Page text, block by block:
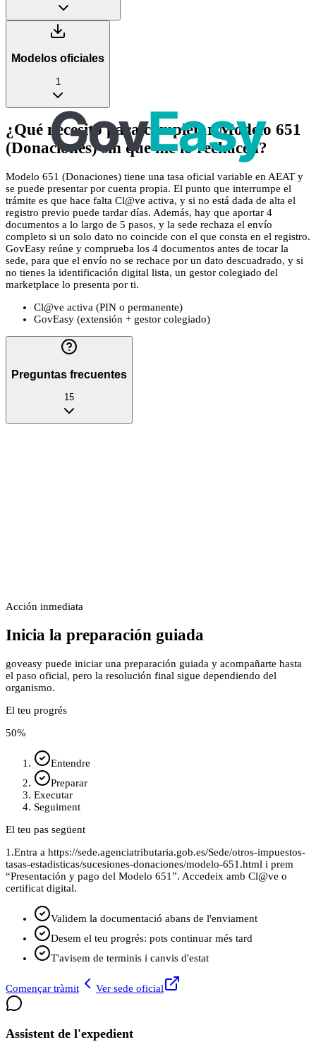
Modelos oficiales
1
¿Qué necesito para completar Modelo 651
(Donaciones) sin que me lo rechacen?
Modelo 651 (Donaciones) tiene una tasa oficial variable en AEAT y
se puede presentar por cuenta propia. El punto que interrumpe el
trámite es que hace falta Cl@ve activa, y si no está dada de alta el
registro previo puede tardar días. Además, hay que aportar 4
documentos a lo largo de 5 pasos, y la sede rechaza el envío
completo si un solo dato no coincide con el que consta en el registro.
GovEasy reúne y comprueba los 4 documentos antes de tocar la
sede, para que el envío no se rechace por un dato descuadrado, y si
no tienes la identificación digital lista, un gestor colegiado del
marketplace lo presenta por ti.
Cl@ve activa (PIN o permanente)
GovEasy (extensión + gestor colegiado)
Preguntas frecuentes
15
Acción inmediata
Inicia la preparación guiada
goveasy puede iniciar una preparación guiada y acompañarte hasta
el paso oficial, pero la resolución final sigue dependiendo del
organismo.
El teu progrés
50%
Entendre
Preparar
Executar
Seguiment
El teu pas següent
1.Entra a https://sede.agenciatributaria.gob.es/Sede/otros-impuestos-
tasas-estadisticas/sucesiones-donaciones/modelo-651.html i prem
“Presentación y pago del Modelo 651”. Accedeix amb Cl@ve o
certificat digital.
Validem la documentació abans de l'enviament
Desem el teu progrés: pots continuar més tard
T'avisem de terminis i canvis d'estat
Començar tràmit Ver sede oficial
Assistent de l'expedient